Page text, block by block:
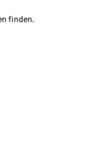
finden.